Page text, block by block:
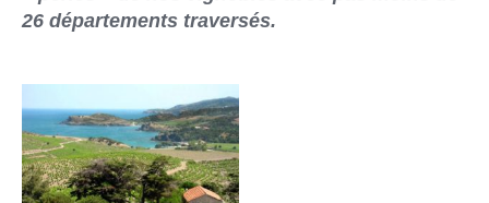
26 départements traversés.